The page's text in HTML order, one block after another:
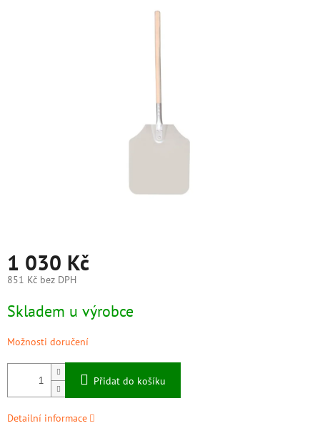
1 030 Kč
851 Kč bez DPH
cena:
Skladem u výrobce
Možnosti doručení
Přidat do košíku
Detailní informace